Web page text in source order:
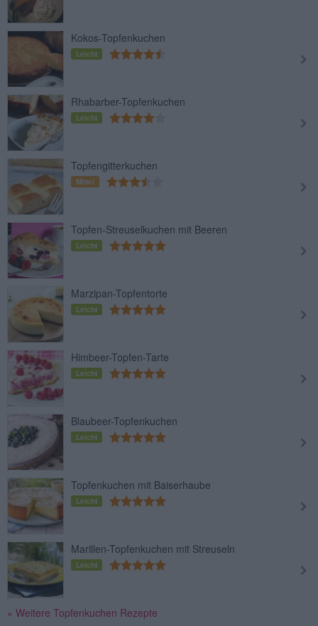
Kokos-Topfenkuchen
Leicht
Rhabarber-Topfenkuchen
Leicht
Topfengitterkuchen
Mittel
Topfen-Streuselkuchen mit Beeren
Leicht
Marzipan-Topfentorte
Leicht
Himbeer-Topfen-Tarte
Leicht
Blaubeer-Topfenkuchen
Leicht
Topfenkuchen mit Baiserhaube
Leicht
Marillen-Topfenkuchen mit Streuseln
Leicht
» Weitere Topfenkuchen Rezepte